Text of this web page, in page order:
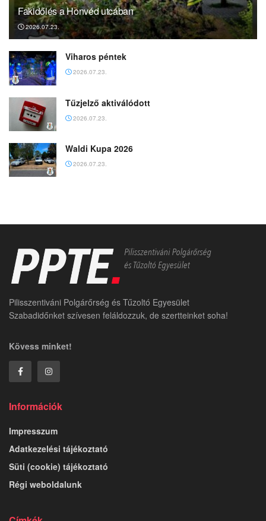
Fakidőlés a Honvéd utcában
2026.07.23.
Viharos péntek
2026.07.23.
Tűzjelző aktiválódott
2026.07.23.
Waldi Kupa 2026
2026.07.23.
Pilisszentiváni Polgárőrség és Tűzoltó Egyesület
Szabadidőnket szívesen feláldozzuk, de szertteinket soha!
Kövess minket!
Információk
Impresszum
Adatkezelési tájékoztató
Süti (cookie) tájékoztató
Régi weboldalunk